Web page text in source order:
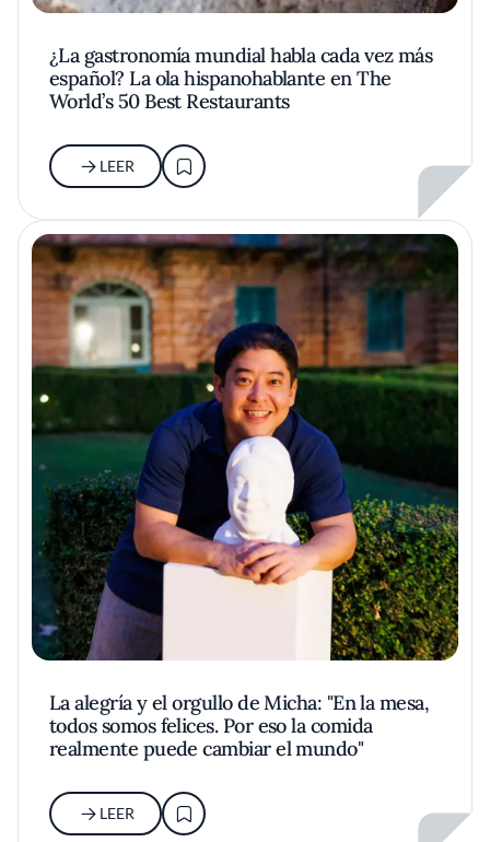
¿La gastronomía mundial habla cada vez más
español? La ola hispanohablante en The
World’s 50 Best Restaurants
LEER
La alegría y el orgullo de Micha: "En la mesa,
todos somos felices. Por eso la comida
realmente puede cambiar el mundo"
LEER